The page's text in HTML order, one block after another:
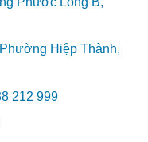
Hiệp Thành,
212 999